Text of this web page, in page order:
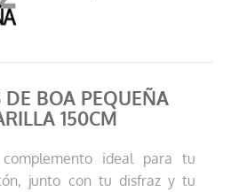
DE BOA PEQUEÑA
150CM
ideal para tu
junto con tu disfraz y tu